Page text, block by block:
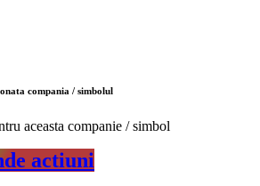
compania / simbolul
aceasta companie / simbol
actiuni